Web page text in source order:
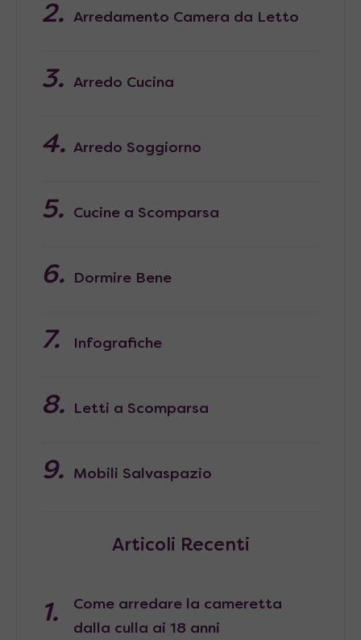
Arredamento Camera da Letto
Arredo Cucina
Arredo Soggiorno
Cucine a Scomparsa
Dormire Bene
Infografiche
Letti a Scomparsa
Mobili Salvaspazio
Articoli Recenti
Come arredare la cameretta
dalla culla ai 18 anni